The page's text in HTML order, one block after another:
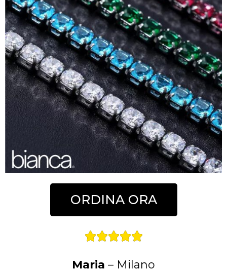
ORDINA ORA

Maria – Milano